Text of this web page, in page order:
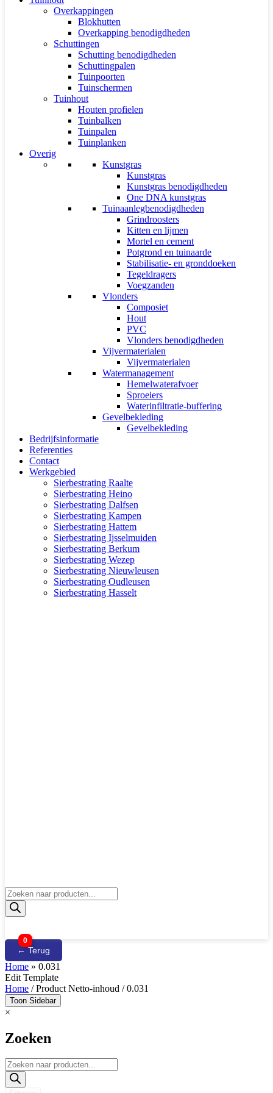
Overkappingen
Blokhutten
Overkapping benodigdheden
Schuttingen
Schutting benodigdheden
Schuttingpalen
Tuinpoorten
Tuinschermen
Tuinhout
Houten profielen
Tuinbalken
Tuinpalen
Tuinplanken
Overig
Kunstgras
Kunstgras
Kunstgras benodigdheden
One DNA kunstgras
Tuinaanlegbenodigdheden
Grindroosters
Kitten en lijmen
Mortel en cement
Potgrond en tuinaarde
Stabilisatie- en gronddoeken
Tegeldragers
Voegzanden
Vlonders
Composiet
Hout
PVC
Vlonders benodigdheden
Vijvermaterialen
Vijvermaterialen
Watermanagement
Hemelwaterafvoer
Sproeiers
Waterinfiltratie-buffering
Gevelbekleding
Gevelbekleding
Bedrijfsinformatie
Referenties
Contact
Werkgebied
Sierbestrating Raalte
Sierbestrating Heino
Sierbestrating Dalfsen
Sierbestrating Kampen
Sierbestrating Hattem
Sierbestrating Ijsselmuiden
Sierbestrating Berkum
Sierbestrating Wezep
Sierbestrating Nieuwleusen
Sierbestrating Oudleusen
Sierbestrating Hasselt
Producten
zoeken
0
← Terug
Home » 0.031
Edit Template
Home / Product Netto-inhoud / 0.031
Toon Sidebar
×
Zoeken
Producten
zoeken